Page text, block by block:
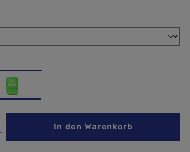
Grün
Gib den gewünschten Wert ein
In den Warenkorb